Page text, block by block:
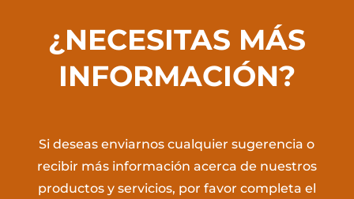
¿NECESITAS MÁS
INFORMACIÓN?
Si deseas enviarnos cualquier sugerencia o
recibir más información acerca de nuestros
productos y servicios, por favor completa el